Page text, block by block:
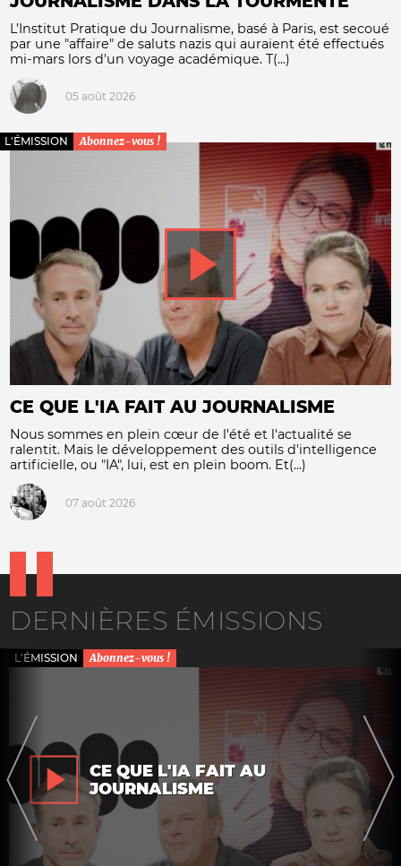
L’Institut Pratique du Journalisme, basé à Paris, est secoué
par une "affaire" de saluts nazis qui auraient été effectués
mi-mars lors d'un voyage académique. T(...)
05 août 2026
L'ÉMISSION Abonnez-vous !
CE QUE L'IA FAIT AU JOURNALISME
Nous sommes en plein cœur de l'été et l'actualité se
ralentit. Mais le développement des outils d'intelligence
artificielle, ou "IA", lui, est en plein boom. Et(...)
07 août 2026
DERNIÈRES ÉMISSIONS
L'ÉMISSION Abonnez-vous !
CE QUE L'IA FAIT AU
JOURNALISME